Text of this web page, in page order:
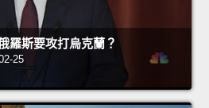
羅斯要攻打烏克蘭？
25